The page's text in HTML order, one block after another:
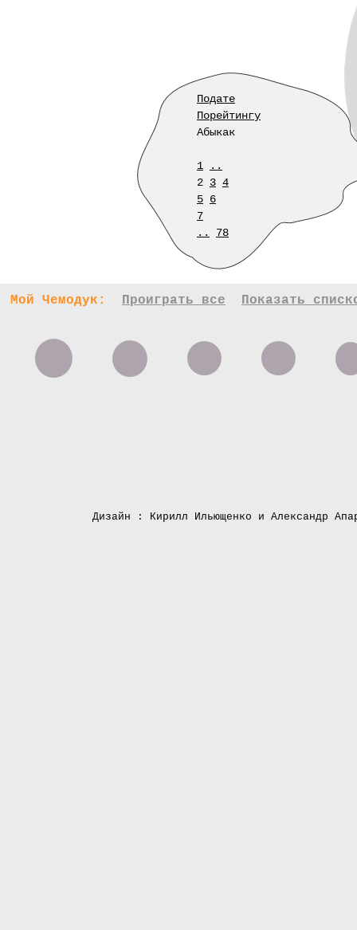
Подате
Порейтингу
Абыкак
1
..
2 3 4
5 6
7
..
78
Мой Чемодук: Проиграть все Показать
Дизайн : Кирилл Ильющенко и Александр